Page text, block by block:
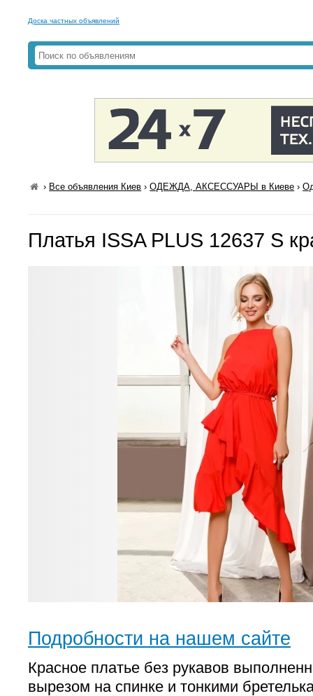
Доска частных объявлений
› Все объявления Киев ›ОДЕЖДА, АКСЕССУАРЫ в Киеве ›
Платья ISSA PLUS 12637 S
Подробности на нашем сайте
Красное платье без рукавов
вырезом на спинке и тонкими